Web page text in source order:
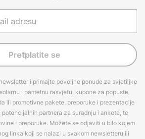
Pretplatite se
i primajte povoljne ponude za svjetiljke
i pametnu rasvjetu, kupone za popuste,
ili promotivne pakete, preporuke i prezentacije
partnera za suradnju i ankete, te
i preporuke. Možete se odjaviti u bilo kojem
linka koji se nalazi u svakom newsletteru ili